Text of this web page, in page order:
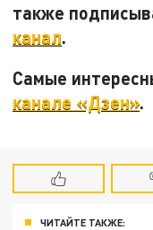
также
канал.
Самые
канале «Дзен».
ЧИТАЙТЕ ТАКЖЕ: